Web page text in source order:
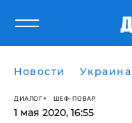
Новости Украина
ДИАЛОГ ШЕФ-ПОВАР
1 мая 2020, 16:55